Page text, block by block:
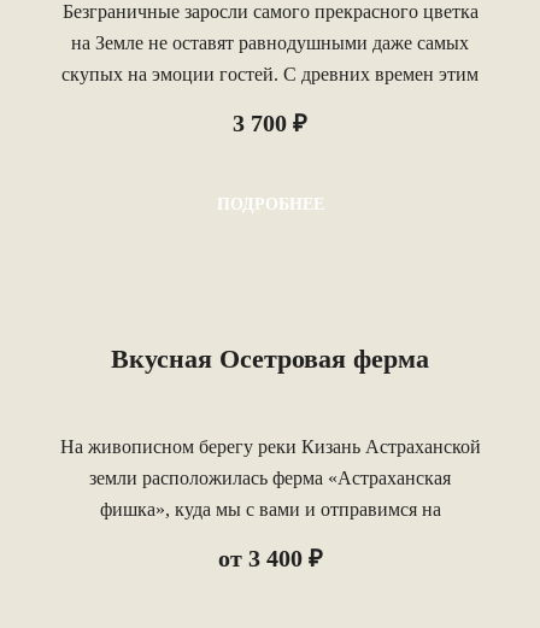
Безграничные заросли самого прекрасного цветка
на Земле не оставят равнодушными даже самых
скупых на эмоции гостей. С древних времен этим
поклоняются как божественному символу.
3 700 ₽
ПОДРОБНЕЕ
Вкусная Осетровая ферма
На живописном берегу реки Кизань Астраханской
земли расположилась ферма «Астраханская
фишка», куда мы с вами и отправимся на
от 3 400 ₽